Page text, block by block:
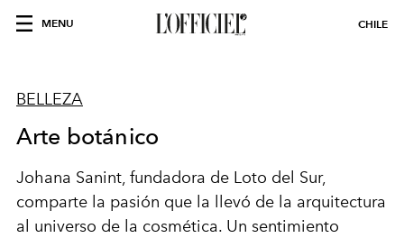
MENU CHILE
BELLEZA
Arte botánico
Johana Sanint, fundadora de Loto del Sur,
comparte la pasión que la llevó de la arquitectura
al universo de la cosmética. Un sentimiento